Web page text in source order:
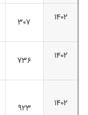
۱۴۰۲
۳۰۷
۱۴۰۲
۷۳۶
۱۴۰۲ ۹۲۳